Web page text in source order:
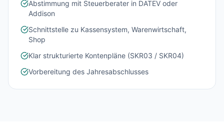
Abstimmung mit Steuerberater in DATEV oder
Addison
Schnittstelle zu Kassensystem, Warenwirtschaft,
Shop
Klar strukturierte Kontenpläne (SKR03 / SKR04)
Vorbereitung des Jahresabschlusses